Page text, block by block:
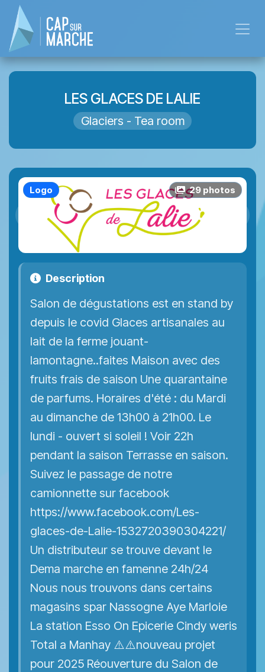
Se rendre au contenu
LES GLACES DE LALIE
Glaciers - Tea room
Logo
Précédent
29 photos
Description
Salon de dégustations est en stand by
depuis le covid Glaces artisanales au
lait de la ferme jouant-
lamontagne..faites Maison avec des
fruits frais de saison Une quarantaine
de parfums. Horaires d'été : du Mardi
au dimanche de 13h00 à 21h00. Le
lundi - ouvert si soleil ! Voir 22h
pendant la saison Terrasse en saison.
Suivez le passage de notre
camionnette sur facebook
https://www.facebook.com/Les-
glaces-de-Lalie-1532720390304221/
Un distributeur se trouve devant le
Dema marche en famenne 24h/24
Nous nous trouvons dans certains
magasins spar Nassogne Aye Marloie
La station Esso On Epicerie Cindy weris
Total a Manhay ⚠️⚠️nouveau projet
pour 2025 Réouverture du Salon de